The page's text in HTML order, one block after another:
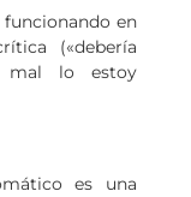
funcionando en
(«debería
mal lo estoy
es una